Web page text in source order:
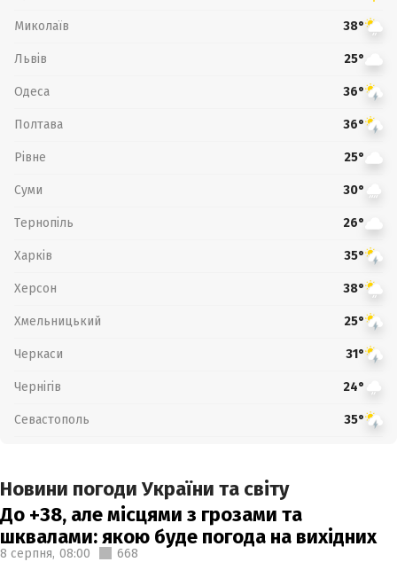
Миколаїв 38°
Львів 25°
Одеса 36°
Полтава 36°
Рівне 25°
Суми 30°
Тернопіль 26°
Харків 35°
Херсон 38°
Хмельницький 25°
Черкаси 31°
Чернігів 24°
Севастополь 35°
Новини погоди України та світу
До +38, але місцями з грозами та
шквалами: якою буде погода на вихідних
8 серпня, 08:00 668